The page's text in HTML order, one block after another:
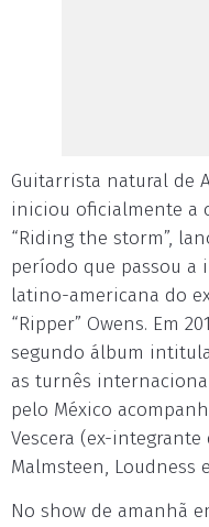
Guitarrista natural de
iniciou oficialmente a
“Riding the storm”,
período que passou a
latino-americana do
“Ripper” Owens. Em
segundo álbum
as turnês
pelo México
Vescera (ex-integrante
Malmsteen, Loudness
No show de amanhã